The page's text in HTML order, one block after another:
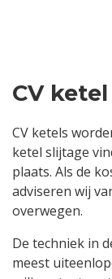
CV
CV ketels
ketel slijtage
plaats. Als de
adviseren wij
overwegen.
De techniek in
meest